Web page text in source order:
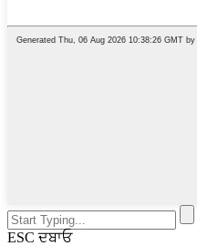
ESC ਦਬਾਓ